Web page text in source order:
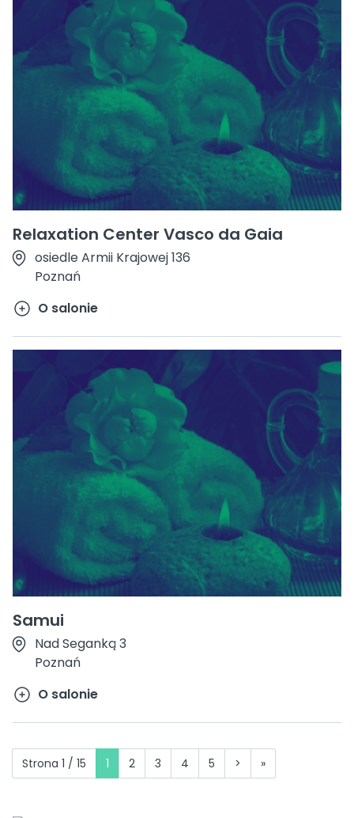
Relaxation Center Vasco da Gaia
osiedle Armii Krajowej 136
Poznań
O salonie
Samui
Nad Seganką 3
Poznań
O salonie
Strona 1 / 15 1 2 3 4 5 > »